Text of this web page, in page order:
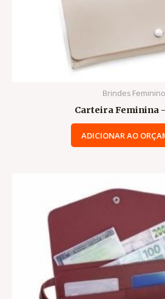
Brindes
Carteira Feminina
ADICIONAR AO